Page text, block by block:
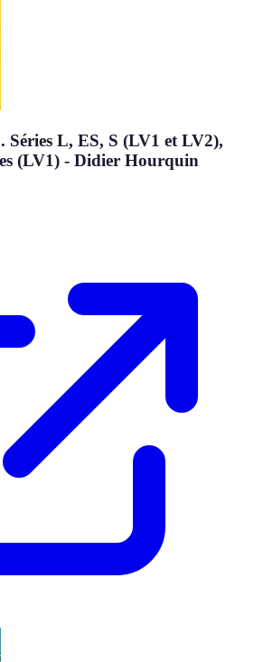
Séries L, ES, S (LV1 et LV2),
(LV1) - Didier Hourquin